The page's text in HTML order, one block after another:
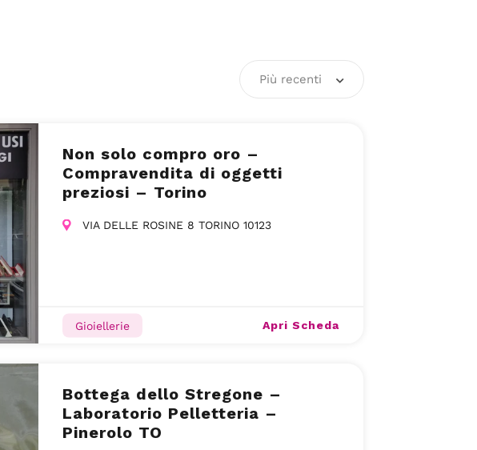
Più recenti
Non solo compro oro –
Compravendita di oggetti
preziosi – Torino
VIA DELLE ROSINE 8 TORINO 10123
Gioiellerie Apri Scheda
Bottega dello Stregone –
Laboratorio Pelletteria –
Pinerolo TO